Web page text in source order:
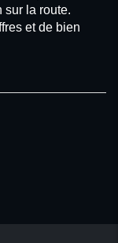
sur la route.
et de bien